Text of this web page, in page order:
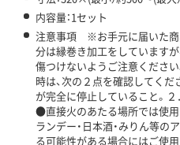
内容量：1セット
注意事項 ※お手元に届いた商
分は縁巻き加工をしています
傷つけないようご注意くださ
時は、次の２点を確認してく
が完全に停止していること。
●直接火のあたる場所では使
ランデー・日本酒・みりん等の
る可能性がある場合にはご使